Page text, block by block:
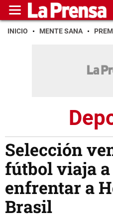
INICIO MENTE SANA
Selección
fútbol viaja a
enfrentar a
Brasil